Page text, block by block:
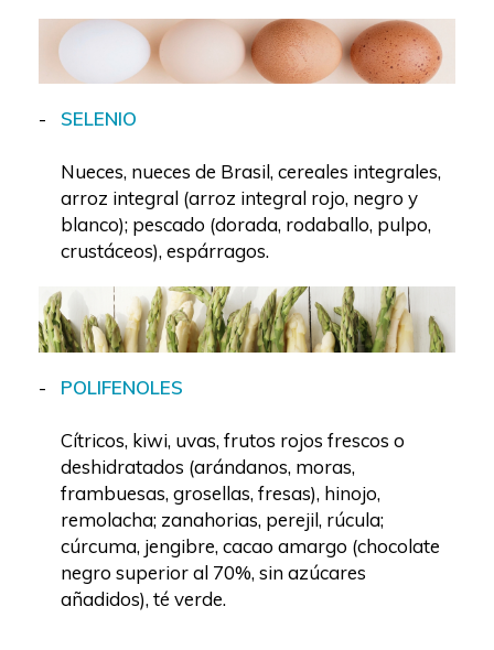
SELENIO
Nueces, nueces de Brasil, cereales integrales,
arroz integral (arroz integral rojo, negro y
blanco); pescado (dorada, rodaballo, pulpo,
crustáceos), espárragos.
POLIFENOLES
Cítricos, kiwi, uvas, frutos rojos frescos o
deshidratados (arándanos, moras,
frambuesas, grosellas, fresas), hinojo,
remolacha; zanahorias, perejil, rúcula;
cúrcuma, jengibre, cacao amargo (chocolate
negro superior al 70%, sin azúcares
añadidos), té verde.